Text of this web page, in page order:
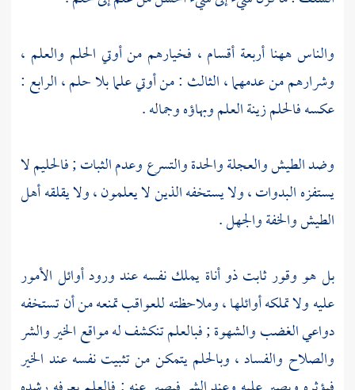
والناس ههنا أربعة أقسام ، فخيارهم من أوتي الحلم والعلم ،
وشرارهم من عدمهما ، الثالث : من أوتي علما بلا حلم ، الرابع :
عكسه فالحلم زينة العلم وبهاؤه وجماله .
وضد الطيش والعجلة والحدة والتسرع وعدم الثبات ; فالحليم لا
يستفزه البدوات ، ولا يستخفه الذين لا يعلمون ، ولا يقلقه أهل
الطيش والخفة والجهل .
بل هو وقور ثابت ذو أناة يملك نفسه عند ورود أوائل الأمور
عليه ولا تملكه أوائلها ، وملاحظته للعواقب تمنعه من أن تستخفه
دواعي الغضب والشهوة ; فبالعلم تنكشف له مواقع الخير والشر
والصلاح والفساد ، وبالحلم يتمكن من تثبيت نفسه عند الخير